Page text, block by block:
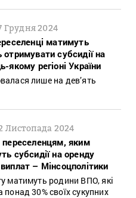
Грудня 2024
матимуть
субсидії на
регіоні України
лише на дев’ять
Листопада 2024
переселенцям, яким
субсидії на оренду
– Мінсоцполітики
матимуть родини ВПО, які
30% своїх сукупних